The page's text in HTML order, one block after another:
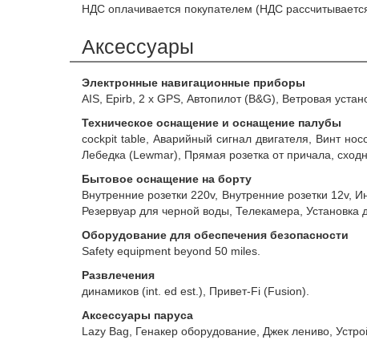
НДС оплачивается покупателем (НДС
Аксессуары
Электронные навигационные приборы
AIS, Epirb, 2 x GPS, Автопилот (B&G), Ветровая
Техническое оснащение и оснащение палубы
cockpit table, Аварийный сигнал двигателя, Винт
Лебедка (Lewmar), Прямая розетка от причала,
Бытовое оснащение на борту
Внутренние розетки 220v, Внутренние розетки 12v,
Резервуар для черной воды, Телекамера, Установка
Оборудование для обеспечения безопасности
Safety equipment beyond 50 miles.
Развлечения
динамиков (int. ed est.), Привет-Fi (Fusion).
Аксессуары паруса
Lazy Bag, Генакер оборудование, Джек лениво,